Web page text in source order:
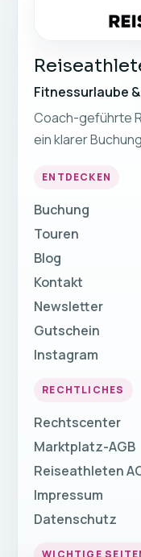
Fitnessurlaube
Coach-geführte
ein klarer
ENTDECKEN
Buchung
Touren
Blog
Kontakt
Newsletter
Gutschein
Instagram
RECHTLICHES
Rechtscenter
Marktplatz-AGB
Reiseathleten
Impressum
Datenschutz